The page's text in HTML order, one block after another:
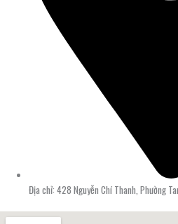
Địa chỉ: 428 Nguyễn Chí Thanh, Phường